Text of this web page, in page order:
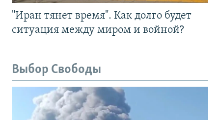
"Иран тянет время". Как долго будет
ситуация между миром и войной?
Выбор Свободы